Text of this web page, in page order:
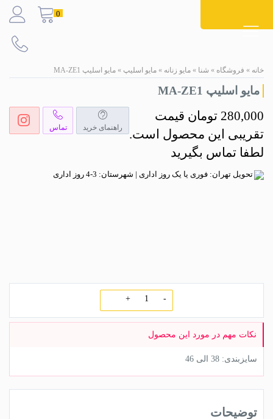
content
0
خانه » فروشگاه » شنا » مایو زنانه » مایو اسلیپ » مایو اسلیپ MA-ZE1
مایو اسلیپ MA-ZE1
راهنمای خرید تماس
280,000 تومان قیمت
تقریبی این محصول است.
لطفا تماس بگیرید
تحویل تهران: فوری یا یک روز اداری | شهرستان: 3-4 روز اداری
سایزبندی: 38 الی 46
توضیحات